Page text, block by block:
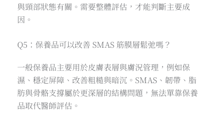
與頸部狀態有關。需要整體評估，才能判斷主要成
因。
Q5：保養品可以改善 SMAS 筋膜層鬆弛嗎？
一般保養品主要用於皮膚表層與膚況管理，例如保
濕、穩定屏障、改善粗糙與暗沉。SMAS、韌帶、脂
肪與骨骼支撐屬於更深層的結構問題，無法單靠保養
品取代醫師評估。